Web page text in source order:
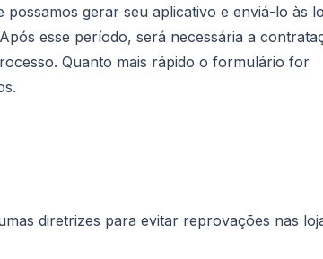
gerar seu aplicativo e enviá-lo às
esse período, será necessária a
Quanto mais rápido o formulário for
diretrizes para evitar reprovações nas